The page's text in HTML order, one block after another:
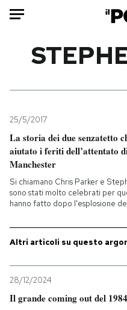
Mondo
Politica
Tecnologia
Internet
Scienza
Cultura
Sport
PODCAST
25/5/2017
La storia dei due senzatetto
aiutato i feriti dell’attentato
Manchester
Si chiamano Chris Parker e
sono stati molto celebrati per
hanno fatto dopo l'esplosione
Altri articoli su questo
28/12/2024
Il grande coming out del 1984